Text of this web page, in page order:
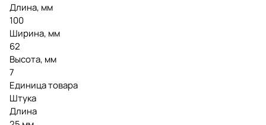
Длина, мм
100
Ширина, мм
62
Высота, мм
7
Единица товара
Штука
Длина